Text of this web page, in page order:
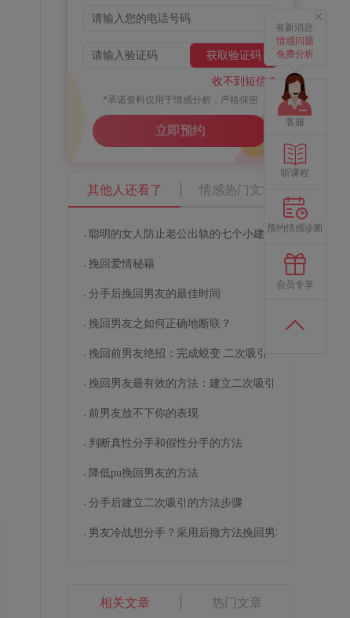
获取验证码
收不到短信？
*承诺资料仅用于情感分析，严格保密
立即预约
其他人还看了 情感热门文章
聪明的女人防止老公出轨的七个小建议
挽回爱情秘籍
分手后挽回男友的最佳时间
挽回男友之如何正确地断联？
挽回前男友绝招：完成蜕变 二次吸引
挽回男友最有效的方法：建立二次吸引
前男友放不下你的表现
判断真性分手和假性分手的方法
降低pu挽回男友的方法
分手后建立二次吸引的方法步骤
男友冷战想分手？采用后撤方法挽回男友
相关文章 热门文章
有新消息:
情感问题
免费分析
客服
听课程
预约情感诊断
会员专享